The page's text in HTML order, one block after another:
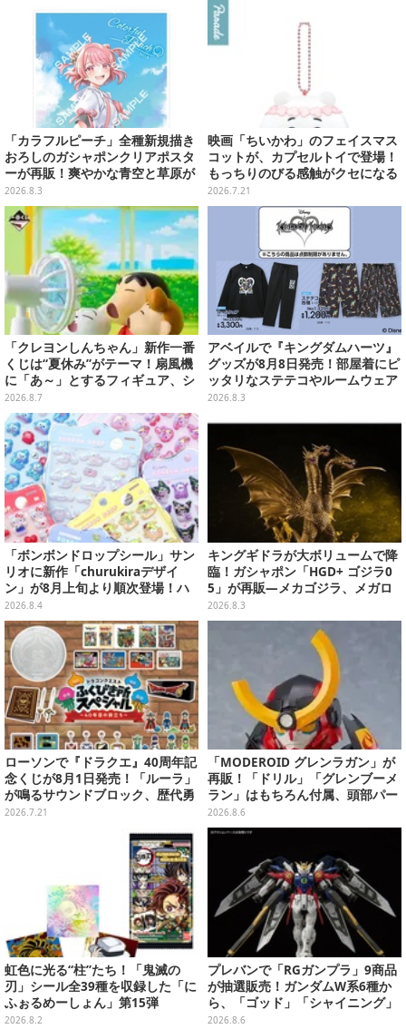
「カラフルピーチ」全種新規描き
おろしのガシャポンクリアポスタ
ーが再販！爽やかな青空と草原が
イメージのイラスト全12種
2026.8.3
映画「ちいかわ」のフェイスマス
コットが、カプセルトイで登場！
もっちりのびる感触がクセになる
ハチワレ、セイレーンなど全5種
2026.7.21
「クレヨンしんちゃん」新作一番
くじは“夏休み”がテーマ！扇風機
に「あ～」とするフィギュア、シ
ロのボウル皿など嬉しいラインナ
ップ
2026.8.7
アベイルで『キングダムハーツ』
グッズが8月8日発売！部屋着にピ
ッタリなステテコやルームウェア
セット
2026.8.3
「ボンボンドロップシール」サン
リオに新作「churukiraデザイ
ン」が8月上旬より順次登場！ハ
ローキティ、はぴだんぶいなど全
8種類
2026.8.4
キングギドラが大ボリュームで降
臨！ガシャポン「HGD+ ゴジラ0
5」が再販―メカゴジラ、メガロ
なども揃った全4種
2026.8.3
ローソンで『ドラクエ』40周年記
念くじが8月1日発売！「ルーラ」
が鳴るサウンドブロック、歴代勇
者＆スライムのフィギュアなど、
2026.7.21
「MODEROID グレンラガン」が
再販！「ドリル」「グレンブーメ
ラン」はもちろん付属、頭部パー
ツを組み替えると「ラガン」も再
現可能
2026.8.6
虹色に光る“柱”たち！「鬼滅の
刃」シール全39種を収録した「に
ふぉるめーしょん」第15弾
2026.8.2
プレバンで「RGガンプラ」9商品
が抽選販売！ガンダムW系6種か
ら、「ゴッド」「シャイニング」
まで
2026.8.6